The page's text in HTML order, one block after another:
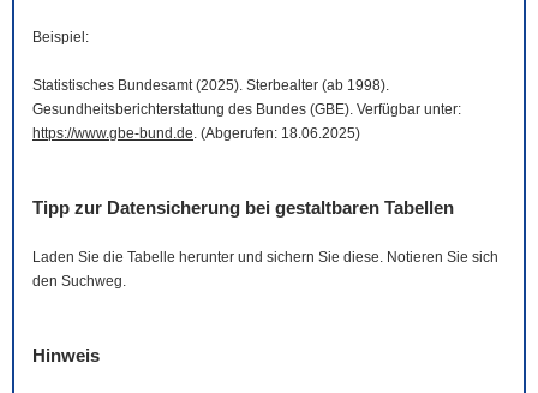
Beispiel:
Statistisches Bundesamt (2025). Sterbealter (ab 1998).
Gesundheitsberichterstattung des Bundes (GBE). Verfügbar unter:
https://www.gbe-bund.de. (Abgerufen: 18.06.2025)
Tipp zur Datensicherung bei gestaltbaren Tabellen
Laden Sie die Tabelle herunter und sichern Sie diese. Notieren Sie sich
den Suchweg.
Hinweis